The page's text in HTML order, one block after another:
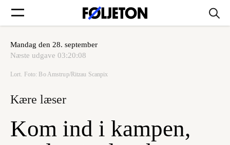
Forsider
Mandag den 28. september
Næste udgave 03:20:08
Lort. Foto: Bo Amstrup/Ritzau Scanpix
Kære læser
Kom ind i kampen,